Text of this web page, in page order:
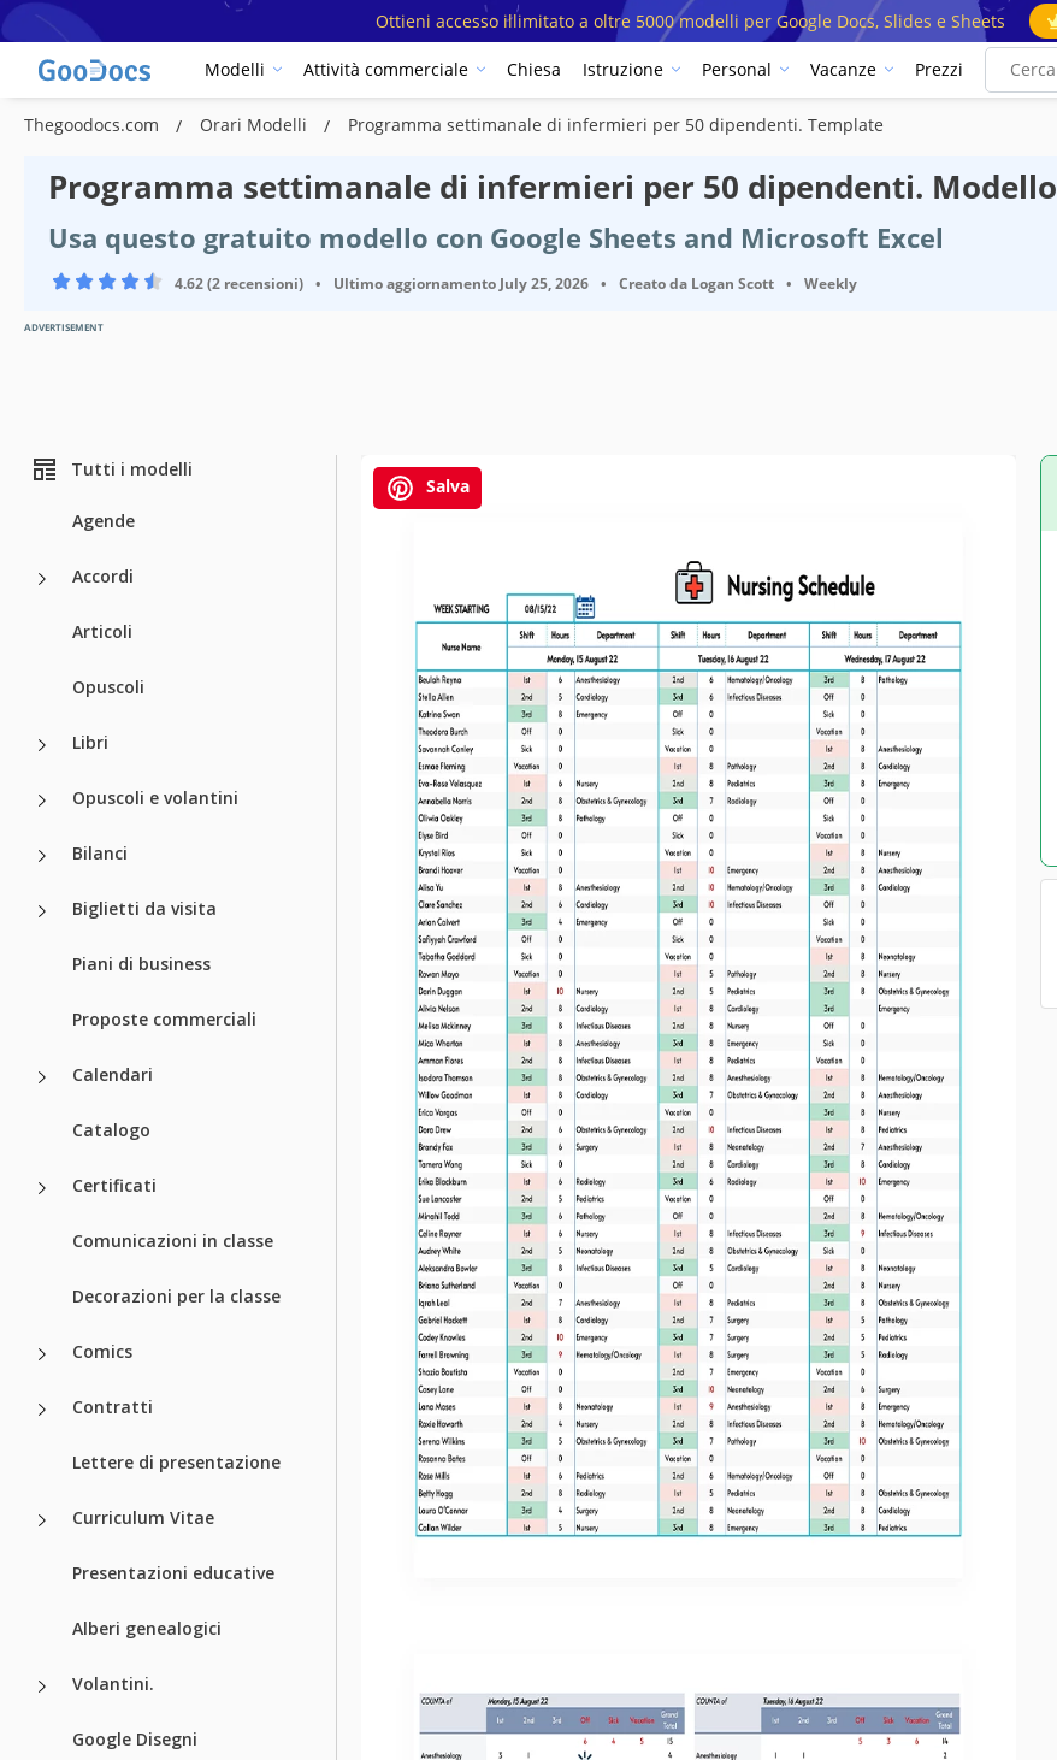
Ottieni accesso illimitato a oltre 5000 modelli per Google Docs, Slides e Sheets
Modelli Attività commerciale Chiesa Istruzione Personal Vacanze Prezzi
Thegoodocs.com Orari Modelli Programma settimanale di infermieri per 50 dipendenti. Template
Programma settimanale di infermieri per 50 dipendenti. Modello
Usa questo gratuito modello con Google Sheets and Microsoft Excel
4.62 (2 recensioni) • Ultimo aggiornamento July 25, 2026 • Creato da Logan Scott • Weekly
ADVERTISEMENT
Tutti i modelli
Agende
Accordi
Articoli
Opuscoli
Libri
Opuscoli e volantini
Bilanci
Biglietti da visita
Piani di business
Proposte commerciali
Calendari
Catalogo
Certificati
Comunicazioni in classe
Decorazioni per la classe
Comics
Contratti
Lettere di presentazione
Curriculum Vitae
Presentazioni educative
Alberi genealogici
Volantini.
Google Disegni
Salva